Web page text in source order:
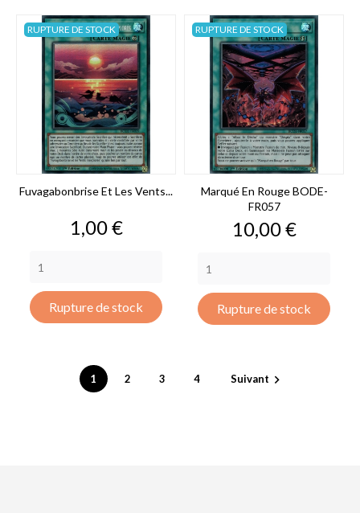
Fuvagabonbrise Et Les Vents...
Prix
1,00 €
Rupture de stock
RUPTURE DE STOCK
Marqué En Rouge BODE-
FR057
Prix
10,00 €
Rupture de stock
RUPTURE DE STOCK
1 2 3 4 Suivant 